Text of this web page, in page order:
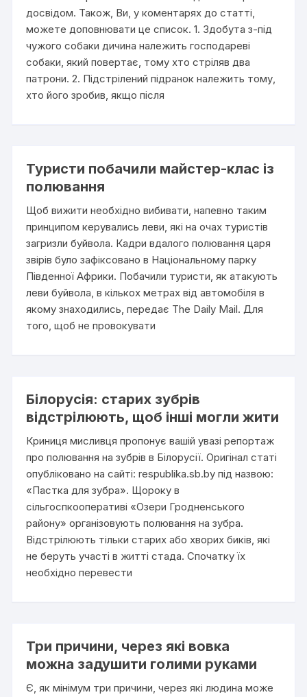
досвідом. Також, Ви, у коментарях до статті,
можете доповнювати це список. 1. Здобута з-під
чужого собаки дичина належить господареві
собаки, який повертає, тому хто стріляв два
патрони. 2. Підстрілений підранок належить тому,
хто його зробив, якщо після
Туристи побачили майстер-клас із
полювання
Щоб вижити необхідно вибивати, напевно таким
принципом керувались леви, які на очах туристів
загризли буйвола. Кадри вдалого полювання царя
звірів було зафіксовано в Національному парку
Південної Африки. Побачили туристи, як атакують
леви буйвола, в кількох метрах від автомобіля в
якому знаходились, передає The Daily Mail. Для
того, щоб не провокувати
Білорусія: старих зубрів
відстрілюють, щоб інші могли жити
Криниця мисливця пропонує вашій увазі репортаж
про полювання на зубрів в Білорусії. Оригінал статі
опубліковано на сайті: respublika.sb.by під назвою:
«Пастка для зубра». Щороку в
сільгоспкооперативі «Озери Гродненського
району» організовують полювання на зубра.
Відстрілюють тільки старих або хворих биків, які
не беруть участі в житті стада. Спочатку їх
необхідно перевести
Три причини, через які вовка
можна задушити голими руками
Є, як мінімум три причини, через які людина може